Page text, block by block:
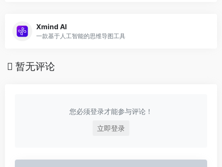
Xmind AI
一款基于人工智能的思维导图工具
暂无评论
您必须登录才能参与评论！
立即登录